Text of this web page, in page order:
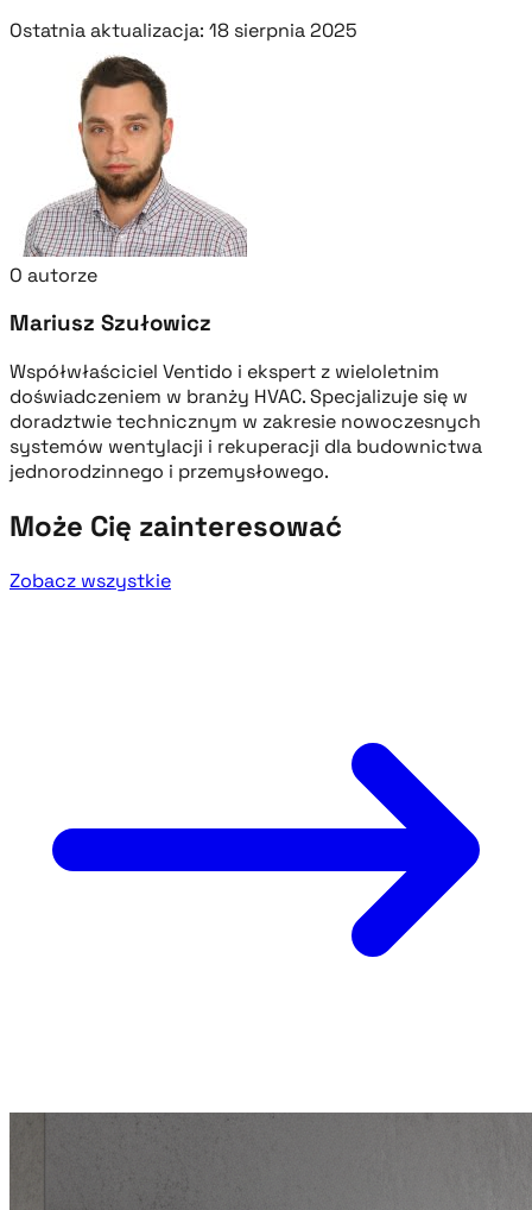
Ostatnia aktualizacja: 18 sierpnia 2025
O autorze
Mariusz Szułowicz
Współwłaściciel Ventido i ekspert z wieloletnim
doświadczeniem w branży HVAC. Specjalizuje się w
doradztwie technicznym w zakresie nowoczesnych
systemów wentylacji i rekuperacji dla budownictwa
jednorodzinnego i przemysłowego.
Może Cię zainteresować
Zobacz wszystkie